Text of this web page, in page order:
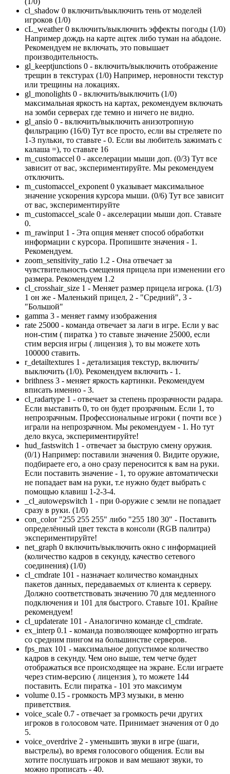
cl_shadow 0 включить/выключить тень от моделей
игроков (1/0)
cL_weather 0 включить/выключить эффекты погоды (1/0)
Например дождь на карте ацтек либо туман на абадоне.
Рекомендуем не включать, это повышает
производительность.
gl_keeptjunctions 0 - включить/выключить отображение
трещин в текстурах (1/0) Например, неровности текстур
или трещины на локациях.
gl_monolights 0 - включить/выключить (1/0)
максимальная яркость на картах, рекомендуем включать
на зомби серверах где темно и ничего не видно.
gl_ansio 0 - включить/выключить анизотропную
фильтрацию (16/0) Тут все просто, если вы стреляете по
1-3 пульки, то ставьте - 0. Если вы любитель зажимать с
калаша =), то ставьте 16
m_customaccel 0 - акселерации мыши доп. (0/3) Тут все
зависит от вас, экспериментируйте. Мы рекомендуем
отключить.
m_customaccel_exponent 0 указывает максимальное
значение ускорения курсора мыши. (0/6) Тут все зависит
от вас, экспериментируйте
m_customaccel_scale 0 - акселерации мыши доп. Ставьте
0.
m_rawinput 1 - Эта опция меняет способ обработки
информации с курсора. Пропишите значения - 1.
Рекомендуем.
zoom_sensitivity_ratio 1.2 - Она отвечает за
чувствительность смещения прицела при изменении его
размера. Рекомендуем 1.2
cl_crosshair_size 1 - Меняет размер прицела игрока. (1/3)
1 он же - Маленький прицел, 2 - "Средний", 3 -
"Большой"
gamma 3 - меняет гамму изображения
rate 25000 - команда отвечает за лаги в игре. Если у вас
нон-стим ( пиратка ) то ставьте значение 25000, если
стим версия игры ( лицензия ), то вы можете хоть
100000 ставить.
r_detailtextures 1 - детализация текстур, включить/
выключить (1/0). Рекомендуем включить - 1.
brithness 3 - меняет яркость картинки. Рекомендуем
вписать именно - 3.
cl_radartype 1 - отвечает за степень прозрачности радара.
Если выставить 0, то он будет прозрачным. Если 1, то
непрозрачным. Профессиональные игроки ( почти все )
играли на непрозрачном. Мы рекомендуем - 1. Но тут
дело вкуса, экспериментируйте!
hud_fastswitch 1 - отвечает за быструю смену оружия.
(0/1) Например: поставили значения 0. Видите оружие,
подбираете его, а оно сразу переносится к вам на руки.
Если поставить значение - 1, то оружие автоматически
не попадает вам на руки, т.е нужно будет выбрать с
помощью клавиш 1-2-3-4.
_cl_autowepswitch 1 - при 0-оружие с земли не попадает
сразу в руки. (1/0)
con_color "255 255 255" либо "255 180 30" - Поставить
определённый цвет текста в консоли (RGB палитра)
экспериментируйте!
net_graph 0 включить/выключить окно с информацией
(количество кадров в секунду, качество сетевого
соединения) (1/0)
cl_cmdrate 101 - назначает количество командных
пакетов данных, передаваемых от клиента к серверу.
Должно соответствовать значению 70 для медленного
подключения и 101 для быстрого. Ставьте 101. Крайне
рекомендуем!
cl_updaterate 101 - Аналогично команде cl_cmdrate.
ex_interp 0.1 - команда позволяющее комфортно играть
со средним пингом на большинстве серверов.
fps_max 101 - максимальное допустимое количество
кадров в секунду. Чем оно выше, тем четче будет
отображаться все происходящее на экране. Если играете
через стим-версию ( лицензия ), то можете 144
поставить. Если пиратка - 101 это максимум
volume 0.15 - громкость MP3 музыки, в меню
приветствия.
voice_scale 0.7 - отвечает за громкость речи других
игроков в голосовом чате. Принимает значения от 0 до
5.
voice_overdrive 2 - уменьшить звуки в игре (шаги,
выстрелы), во время голосового общения. Если вы
хотите послушать игроков и вам мешают звуки, то
можно прописать - 40.